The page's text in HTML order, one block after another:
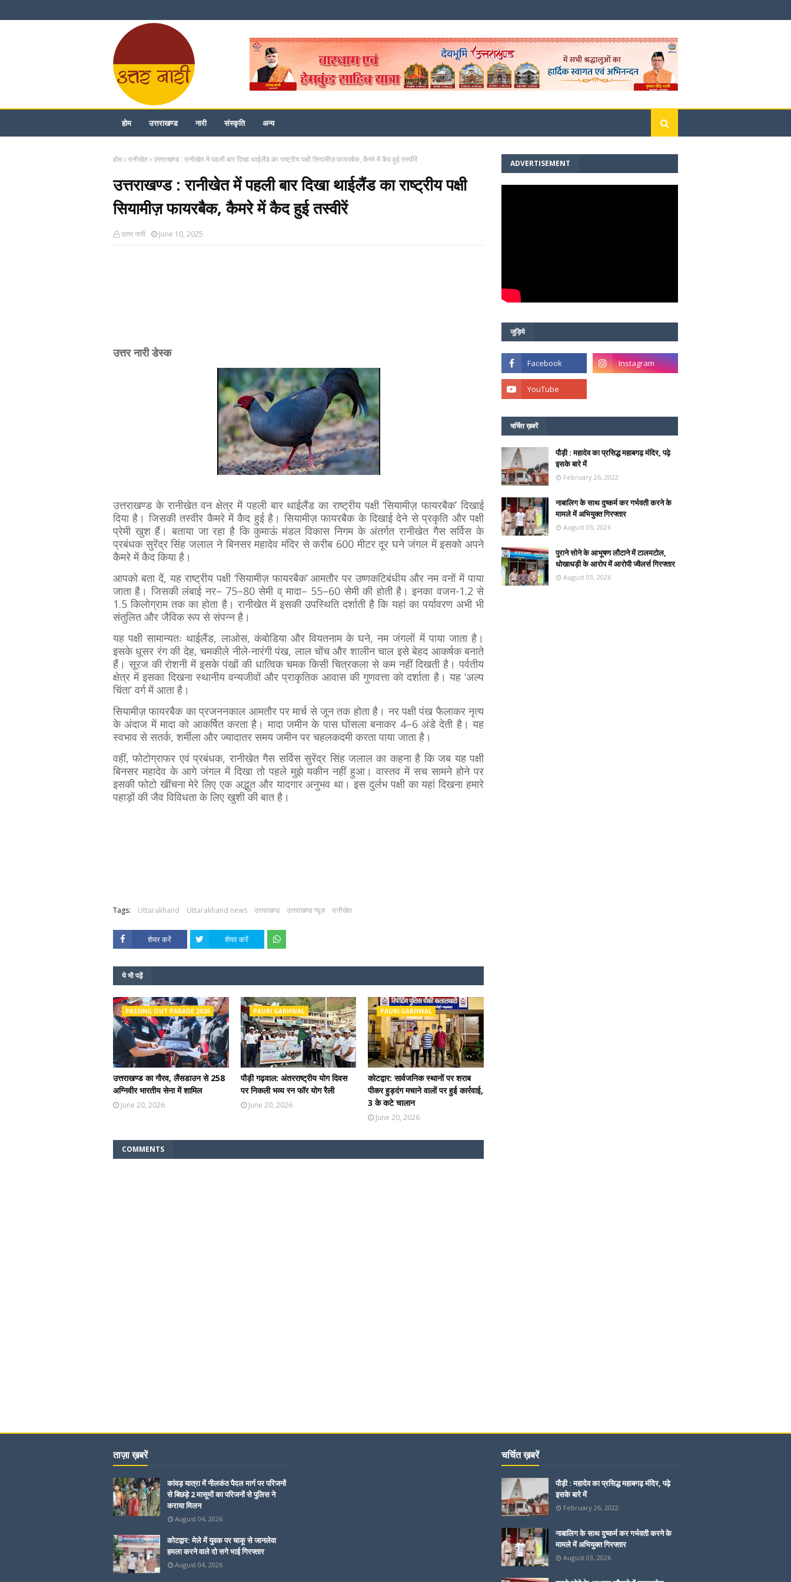
होम उत्तराखण्ड नारी संस्कृति अन्य
होम रानीखेत उत्तराखण्ड : रानीखेत में पहली बार दिखा थाईलैंड का राष्ट्रीय पक्षी सियामीज़ फायरबैक, कैमरे में कैद हुई तस्वीरें
उत्तराखण्ड : रानीखेत में पहली बार दिखा थाईलैंड का राष्ट्रीय पक्षी
सियामीज़ फायरबैक, कैमरे में कैद हुई तस्वीरें
उत्तर नारी June 10, 2025
उत्तर नारी डेस्क
उत्तराखण्ड के रानीखेत वन क्षेत्र में पहली बार थाईलैंड का राष्ट्रीय पक्षी ‘सियामीज़ फायरबैक’ दिखाई
दिया है। जिसकी तस्वीर कैमरे में कैद हुई है। सियामीज़ फायरबैक के दिखाई देने से प्रकृति और पक्षी
प्रेमी खुश हैं। बताया जा रहा है कि कुमाऊं मंडल विकास निगम के अंतर्गत रानीखेत गैस सर्विस के
प्रबंधक सुरेंद्र सिंह जलाल ने बिनसर महादेव मंदिर से करीब 600 मीटर दूर घने जंगल में इसको अपने
कैमरे में कैद किया है।
आपको बता दें, यह राष्ट्रीय पक्षी ‘सियामीज़ फायरबैक’ आमतौर पर उष्णकटिबंधीय और नम वनों में पाया
जाता है। जिसकी लंबाई नर– 75–80 सेमी व् मादा– 55–60 सेमी की होती है। इनका वजन-1.2 से
1.5 किलोग्राम तक का होता है। रानीखेत में इसकी उपस्थिति दर्शाती है कि यहां का पर्यावरण अभी भी
संतुलित और जैविक रूप से संपन्न है।
यह पक्षी सामान्यतः थाईलैंड, लाओस, कंबोडिया और वियतनाम के घने, नम जंगलों में पाया जाता है।
इसके धूसर रंग की देह, चमकीले नीले-नारंगी पंख, लाल चोंच और शालीन चाल इसे बेहद आकर्षक बनाते
हैं। सूरज की रोशनी में इसके पंखों की धात्विक चमक किसी चित्रकला से कम नहीं दिखती है। पर्वतीय
क्षेत्र में इसका दिखना स्थानीय वन्यजीवों और प्राकृतिक आवास की गुणवत्ता को दर्शाता है। यह ‘अल्प
चिंता’ वर्ग में आता है।
सियामीज़ फायरबैक का प्रजननकाल आमतौर पर मार्च से जून तक होता है। नर पक्षी पंख फैलाकर नृत्य
के अंदाज में मादा को आकर्षित करता है। मादा जमीन के पास घोंसला बनाकर 4–6 अंडे देती है। यह
स्वभाव से सतर्क, शर्मीला और ज्यादातर समय जमीन पर चहलकदमी करता पाया जाता है।
वहीं, फोटोग्राफर एवं प्रबंधक, रानीखेत गैस सर्विस सुरेंद्र सिंह जलाल का कहना है कि जब यह पक्षी
बिनसर महादेव के आगे जंगल में दिखा तो पहले मुझे यकीन नहीं हुआ। वास्तव में सच सामने होने पर
इसकी फोटो खींचना मेरे लिए एक अद्भुत और यादगार अनुभव था। इस दुर्लभ पक्षी का यहां दिखना हमारे
पहाड़ों की जैव विविधता के लिए खुशी की बात है।
Tags: Uttarakhand Uttarakhand news उत्तराखण्ड उत्तराखण्ड न्यूज़ रानीखेत
शेयर करें शेयर करें
ये भी पढ़ें
PASSING OUT PARADE 2026
उत्तराखण्ड का गौरव, लैंसडाउन से 258
अग्निवीर भारतीय सेना में शामिल
June 20, 2026
PAURI GARHWAL
पौड़ी गढ़वाल: अंतरराष्ट्रीय योग दिवस
पर निकली भव्य रन फॉर योग रैली
June 20, 2026
PAURI GARHWAL
कोटद्वार: सार्वजनिक स्थानों पर शराब
पीकर हुड़दंग मचाने वालों पर हुई कार्रवाई,
3 के कटे चालान
June 20, 2026
COMMENTS
ADVERTISEMENT
जुड़िये
चर्चित ख़बरें
पौड़ी : महादेव का प्रसिद्ध महाबगढ़ मंदिर, पढ़े
इसके बारे में
February 26, 2022
नाबालिग के साथ दुष्कर्म कर गर्भवती करने के
मामले में अभियुक्त गिरफ्तार
August 03, 2026
पुराने सोने के आभूषण लौटाने में टालमटोल,
धोखाधड़ी के आरोप में आरोपी ज्वैलर्स गिरफ्तार
August 03, 2026
ताज़ा ख़बरें
कांवड़ यात्रा में नीलकंठ पैदल मार्ग पर परिजनों
से बिछड़े 2 मासूमों का परिजनों से पुलिस ने
कराया मिलन
August 04, 2026
कोटद्वार: मेले में युवक पर चाकू से जानलेवा
हमला करने वाले दो सगे भाई गिरफ्तार
August 04, 2026
चर्चित ख़बरें
पौड़ी : महादेव का प्रसिद्ध महाबगढ़ मंदिर, पढ़े
इसके बारे में
February 26, 2022
नाबालिग के साथ दुष्कर्म कर गर्भवती करने के
मामले में अभियुक्त गिरफ्तार
August 03, 2026